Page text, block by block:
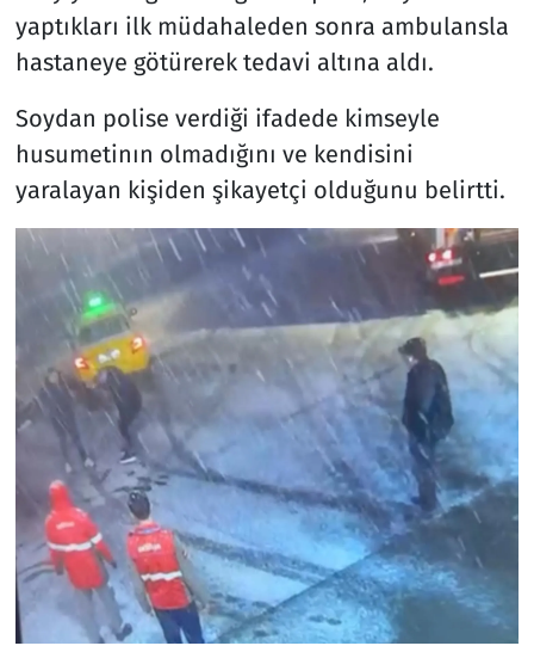
yaptıkları ilk müdahaleden sonra ambulansla
hastaneye götürerek tedavi altına aldı.
Soydan polise verdiği ifadede kimseyle
husumetinın olmadığını ve kendisini
yaralayan kişiden şikayetçi olduğunu belirtti.